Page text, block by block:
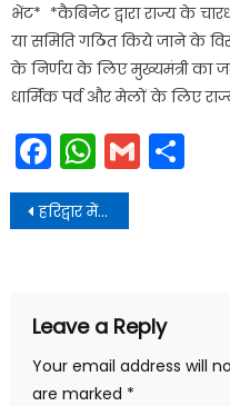
भेंट* *कैबिनेट द्वारा राज्य के
या समिति गठित किये जाने के
के निर्णय के लिए मुख्यमंत्री का
धार्मिक पर्व और मेलों के लिए
Facebook
Gmail
Post
navigation
हरिद्वार में गंगा नदी का जल स्तर चेतावनी के निशान से ऊपर बहने के कारण सावधानी बरतने की अपील की
Leave a Reply
Your email address will
are marked *